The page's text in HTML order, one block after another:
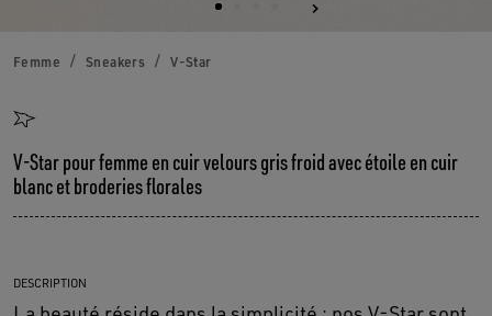
Femme Sneakers V-Star
V-Star pour femme en cuir velours gris froid avec étoile en cuir
blanc et broderies florales
DESCRIPTION